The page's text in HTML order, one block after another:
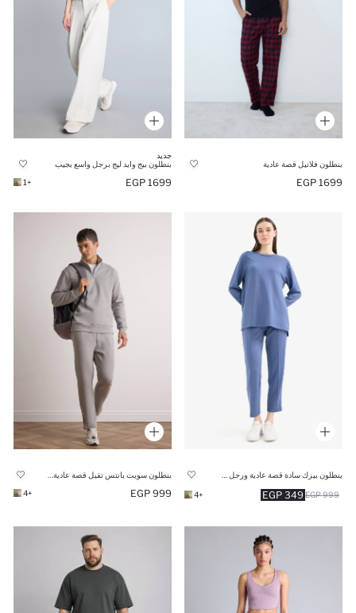
بنطلون فلانيل قصة عادية
1699 EGP
جديد
بنطلون بيج وايد ليج برجل واسع بجيب
1699 EGP
+1
349 EGP 999 EGP
+4
999 EGP
+4